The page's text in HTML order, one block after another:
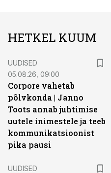
HETKEL KUUM
UUDISED
05.08.26, 09:00
Corpore vahetab
põlvkonda | Janno
Toots annab juhtimise
uutele inimestele ja teeb
kommunikatsioonist
pika pausi
UUDISED